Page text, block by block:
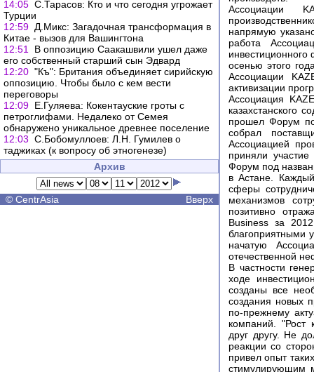
14:05 С.Тарасов: Кто и что сегодня угрожает
Турции
12:59 Д.Микс: Загадочная трансформация в
Китае - вызов для Вашингтона
12:51
В оппозицию Саакашвили ушел даже
его собственный старший сын Эдвард
12:20 "Къ": Британия объединяет сирийскую
оппозицию. Чтобы было с кем вести
переговоры
12:09 Е.Гуляева: Кокентауские гроты с
петроглифами. Недалеко от Семея
обнаружено уникальное древнее поселение
12:03 С.Бобомуллоев: Л.Н. Гумилев о
таджиках (к вопросу об этногенезе)
Архив
© CentrAsia Вверх
Ассоциации
напрямую
работа
осенью этого
Ассоциации
активизации
Ассоциация
казахстанского
прошел Форум
собрал
Ассоциацией
приняли
Форум под
в Астане.
сферы
механизмов
позитивно
Business за
благоприятными
начатую
отечественной
В частности
ходе
созданы все
создания новых
по-прежнему
компаний. "Рост
друг другу. Не
реакции со
привел опыт
стимулирующим